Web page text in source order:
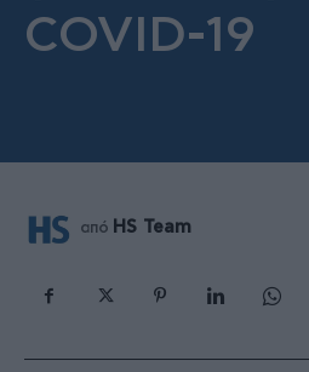
COVID-19
από HS Team